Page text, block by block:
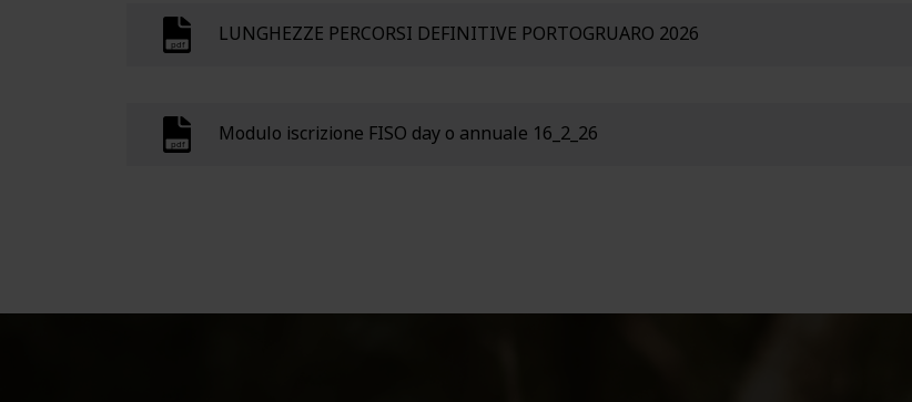
LUNGHEZZE PERCORSI DEFINITIVE PORTOGRUARO 2026
Modulo iscrizione FISO day o annuale 16_2_26